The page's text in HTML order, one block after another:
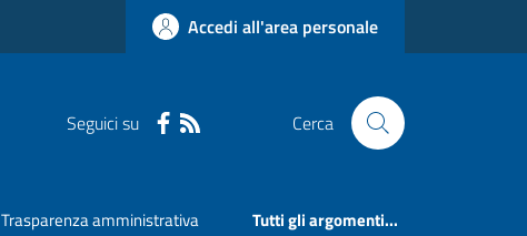
Accedi all'area personale
Seguici su Cerca
Trasparenza amministrativa Tutti gli argomenti...